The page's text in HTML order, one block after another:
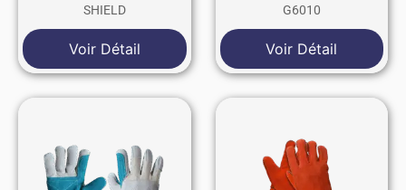
SHIELD
Voir Détail
G6010
Voir Détail